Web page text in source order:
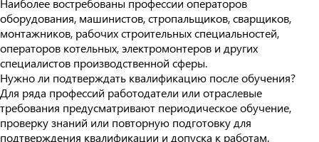
Наиболее востребованы профессии операторов
оборудования, машинистов, стропальщиков, сварщиков,
монтажников, рабочих строительных специальностей,
операторов котельных, электромонтеров и других
специалистов производственной сферы.
Нужно ли подтверждать квалификацию после обучения?
Для ряда профессий работодатели или отраслевые
требования предусматривают периодическое обучение,
проверку знаний или повторную подготовку для
подтверждения квалификации и допуска к работам.